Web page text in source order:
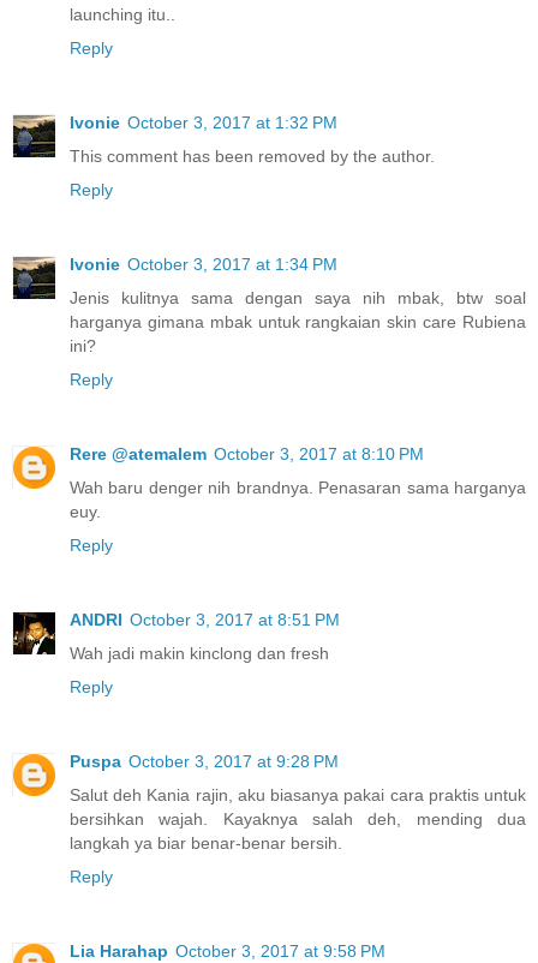
launching itu..
Reply
Ivonie October 3, 2017 at 1:32 PM
This comment has been removed by the author.
Reply
Ivonie October 3, 2017 at 1:34 PM
Jenis kulitnya sama dengan saya nih mbak, btw soal
harganya gimana mbak untuk rangkaian skin care Rubiena
ini?
Reply
Rere @atemalem October 3, 2017 at 8:10 PM
Wah baru denger nih brandnya. Penasaran sama harganya
euy.
Reply
ANDRI October 3, 2017 at 8:51 PM
Wah jadi makin kinclong dan fresh
Reply
Puspa October 3, 2017 at 9:28 PM
Salut deh Kania rajin, aku biasanya pakai cara praktis untuk
bersihkan wajah. Kayaknya salah deh, mending dua
langkah ya biar benar-benar bersih.
Reply
Lia Harahap October 3, 2017 at 9:58 PM